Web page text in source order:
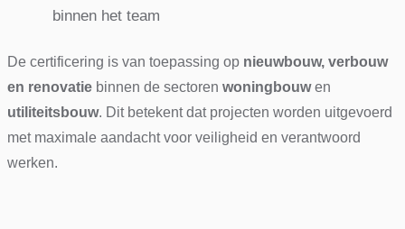
binnen het team
De certificering is van toepassing op nieuwbouw, verbouw
en renovatiebinnen de sectoren woningbouwen
utiliteitsbouw. Dit betekent dat projecten worden uitgevoerd
met maximale aandacht voor veiligheid en verantwoord
werken.